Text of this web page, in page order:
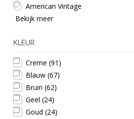
American Vintage
Bekijk meer
KLEUR
Creme (91)
Blauw (67)
Bruin (62)
Geel (24)
Goud (24)